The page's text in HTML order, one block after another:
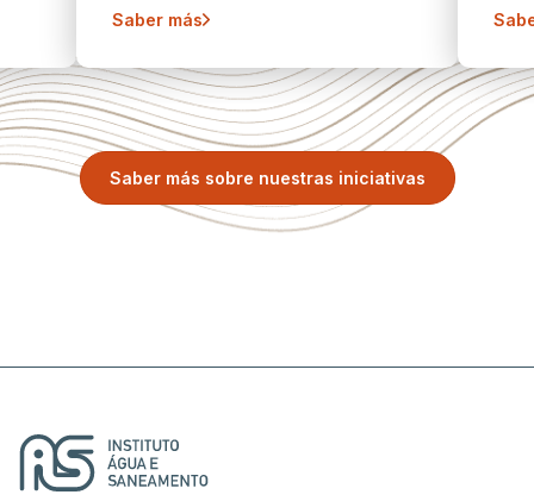
Saber más
Saber más sobre nuestras iniciativas